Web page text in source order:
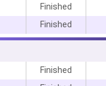
Finished
Finished
Finished